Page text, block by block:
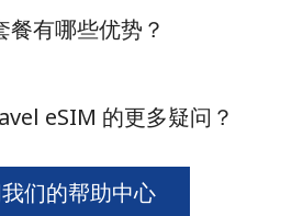
有哪些优势？
eSIM 的更多疑问？
们的帮助中心